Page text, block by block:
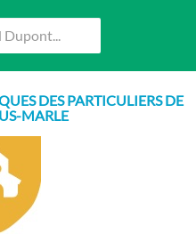
DES PARTICULIERS DE
MARLE